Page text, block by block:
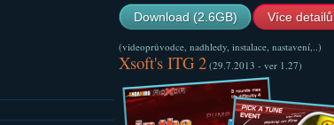
Download (2.6GB) Více detailů
(videoprůvodce, nadhledy, instalace, nastavení,..)
Xsoft's ITG 2(29.7.2013 - ver 1.27)